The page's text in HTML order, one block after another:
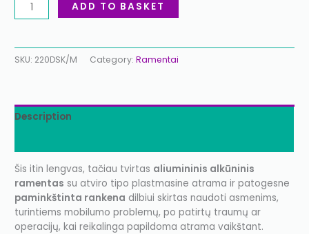
ADD TO BASKET
SKU: 220DSK/M Category:Ramentai
Description
Šis itin lengvas, tačiau tvirtas aliumininis alkūninis
ramentas su atviro tipo plastmasine atrama ir patogesne
paminkštinta rankena dilbiui skirtas naudoti asmenims,
turintiems mobilumo problemų, po patirtų traumų ar
operacijų, kai reikalinga papildoma atrama vaikštant.